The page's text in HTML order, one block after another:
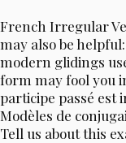
French Irregular
may also be
modern glidings
form may fool you
participe passé est
Modèles de
Tell us about this